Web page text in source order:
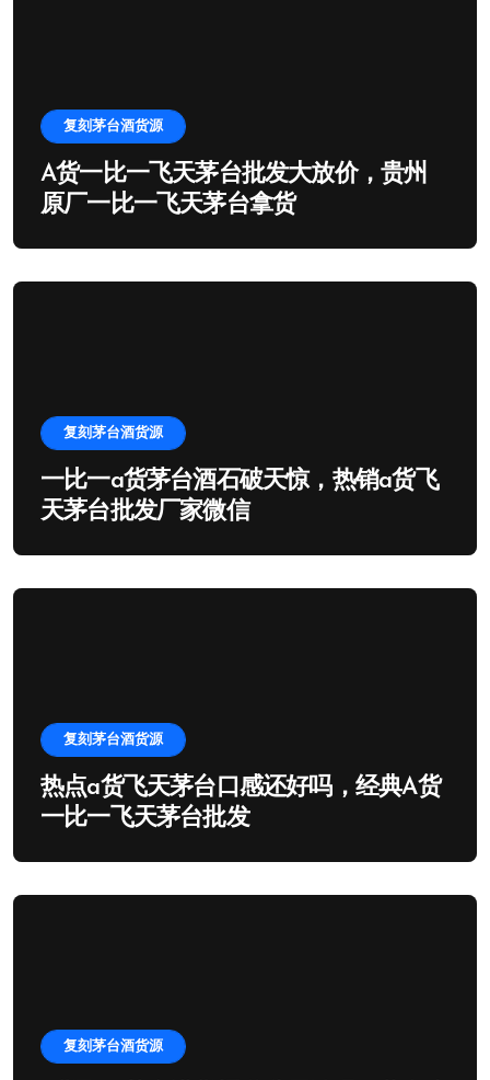
复刻茅台酒货源
A货一比一飞天茅台批发大放价，贵州
原厂一比一飞天茅台拿货
复刻茅台酒货源
一比一a货茅台酒石破天惊，热销a货飞
天茅台批发厂家微信
复刻茅台酒货源
热点a货飞天茅台口感还好吗，经典A货
一比一飞天茅台批发
复刻茅台酒货源